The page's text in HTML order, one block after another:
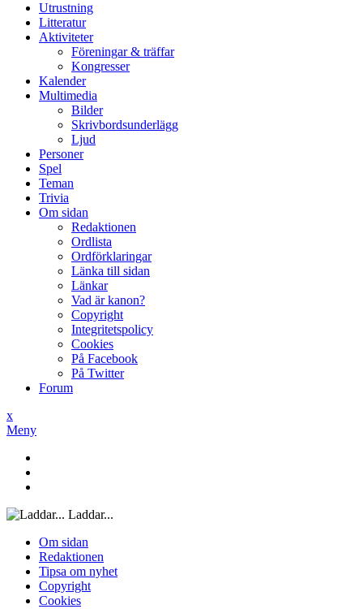
Utrustning
Litteratur
Aktiviteter
Föreningar & träffar
Kongresser
Kalender
Multimedia
Bilder
Skrivbordsunderlägg
Ljud
Personer
Spel
Teman
Trivia
Om sidan
Redaktionen
Ordlista
Ordförklaringar
Länka till sidan
Länkar
Vad är kanon?
Copyright
Integritetspolicy
Cookies
På Facebook
På Twitter
Forum
x
Meny
Laddar...
Om sidan
Redaktionen
Tipsa om nyhet
Copyright
Cookies